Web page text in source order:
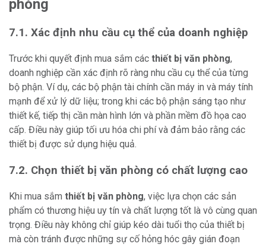
phòng
7.1. Xác định nhu cầu cụ thể của doanh nghiệp
Trước khi quyết định mua sắm các thiết bị văn phòng,
doanh nghiệp cần xác định rõ ràng nhu cầu cụ thể của từng
bộ phận. Ví dụ, các bộ phận tài chính cần máy in và máy tính
mạnh để xử lý dữ liệu; trong khi các bộ phận sáng tạo như
thiết kế, tiếp thị cần màn hình lớn và phần mềm đồ họa cao
cấp. Điều này giúp tối ưu hóa chi phí và đảm bảo rằng các
thiết bị được sử dụng hiệu quả.
7.2. Chọn thiết bị văn phòng có chất lượng cao
Khi mua sắm thiết bị văn phòng, việc lựa chọn các sản
phẩm có thương hiệu uy tín và chất lượng tốt là vô cùng quan
trọng. Điều này không chỉ giúp kéo dài tuổi thọ của thiết bị
mà còn tránh được những sự cố hỏng hóc gây gián đoạn